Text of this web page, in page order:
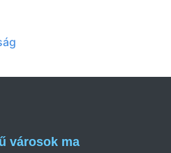
városok ma